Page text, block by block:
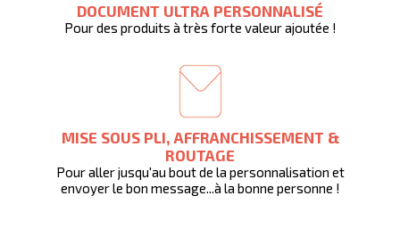
DOCUMENT ULTRA PERSONNALISÉ
Pour des produits à très forte valeur ajoutée !
MISE SOUS PLI, AFFRANCHISSEMENT &
ROUTAGE
Pour aller jusqu'au bout de la personnalisation et
envoyer le bon message...à la bonne personne !